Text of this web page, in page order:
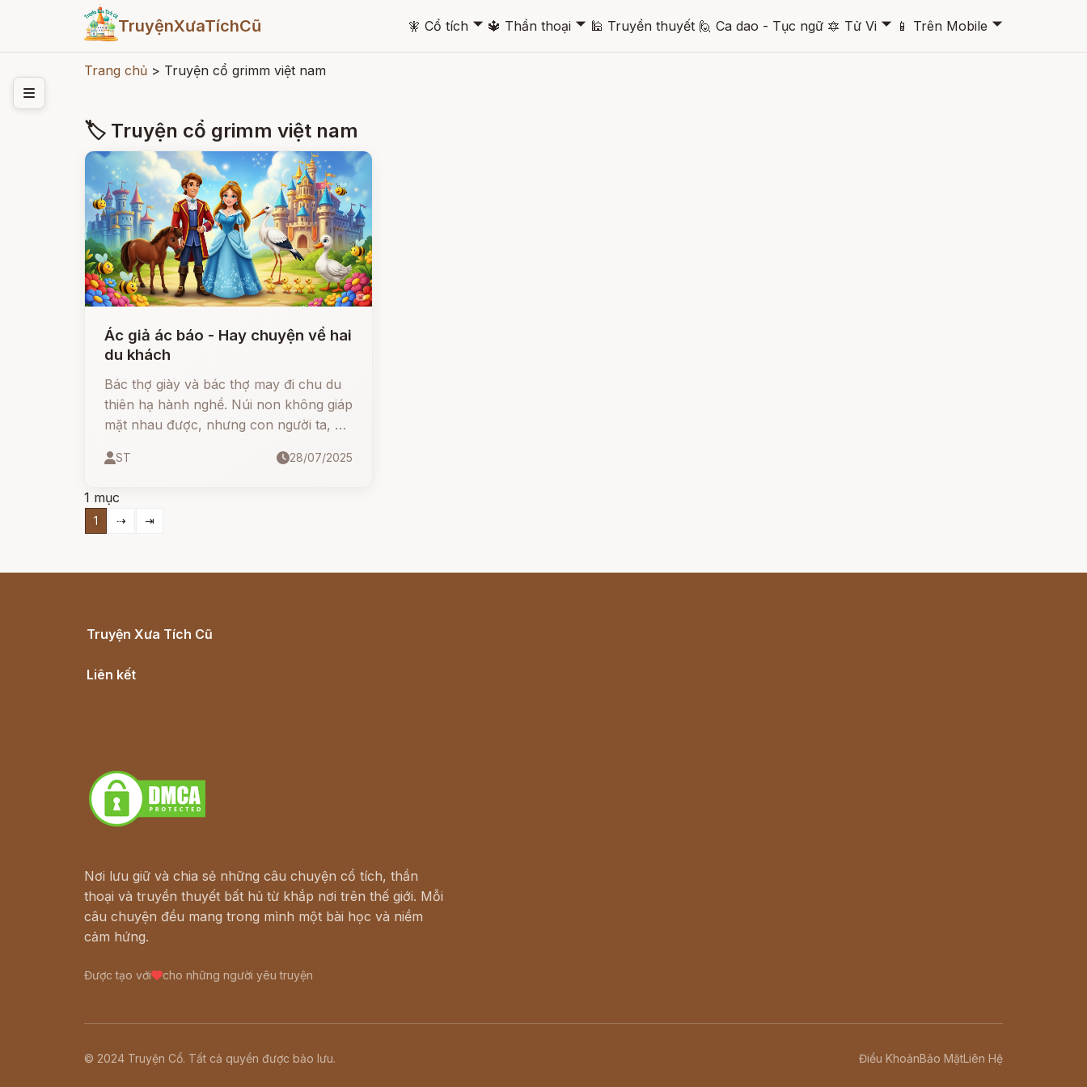
TruyệnXưaTíchCũ 🧚 Cổ tích 🞃 🔱 Thần thoại 🞃 🕌 Truyền thuyết 🙋 Ca dao - Tục ngữ 🔯 Tử Vi 🞃 📱 Trên Mobile 🞃
Trang chủ > Truyện cổ grimm việt nam
🏷 Truyện cổ grimm việt nam
Ác giả ác báo - Hay chuyện về hai
du khách
Bác thợ giày và bác thợ may đi chu du
thiên hạ hành nghề. Núi non không giáp
mặt nhau được, nhưng con người ta, dù
có lúc gặp nhau. Trên đường đi chu du
thợ may lại gặp nhau. Bác thợ may dáng
người nhỏ bé đẹp trai, tính hay bông
ST 28/07/2025
1 mục
1 ⇢ ⇥
Truyện Xưa Tích Cũ
Liên kết
Nơi lưu giữ và chia sẻ những câu chuyện cổ tích, thần
thoại và truyền thuyết bất hủ từ khắp nơi trên thế giới. Mỗi
câu chuyện đều mang trong mình một bài học và niềm
cảm hứng.
Được tạo với cho những người yêu truyện
© 2024 Truyện Cổ. Tất cả quyền được bảo lưu. Điều KhoảnBảo MậtLiên Hệ